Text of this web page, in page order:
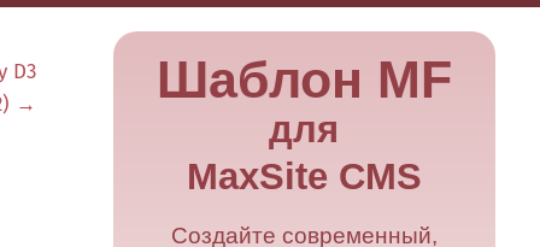
D3
→
Шаблон MF
для
MaxSite CMS
Создайте современный,